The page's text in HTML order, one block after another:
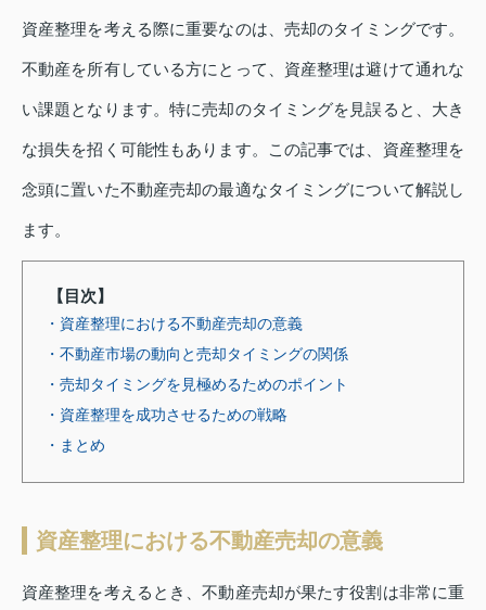
資産整理を考える際に重要なのは、売却のタイミングです。
不動産を所有している方にとって、資産整理は避けて通れな
い課題となります。特に売却のタイミングを見誤ると、大き
な損失を招く可能性もあります。この記事では、資産整理を
念頭に置いた不動産売却の最適なタイミングについて解説し
ます。
【目次】
・資産整理における不動産売却の意義
・不動産市場の動向と売却タイミングの関係
・売却タイミングを見極めるためのポイント
・資産整理を成功させるための戦略
・まとめ
資産整理における不動産売却の意義
資産整理を考えるとき、不動産売却が果たす役割は非常に重